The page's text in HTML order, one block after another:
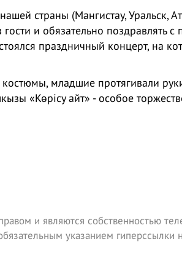
страны (Мангистау, Уральск,
и обязательно поздравлять
праздничный концерт, на
младшие протягивали
«Көрісу айт» - особое
и являются собственностью
указанием гиперссылки